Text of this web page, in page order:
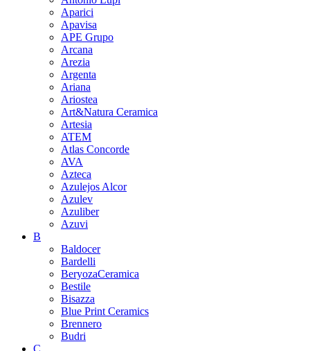
Aparici
Apavisa
APE Grupo
Arcana
Arezia
Argenta
Ariana
Ariostea
Art&Natura Ceramica
Artesia
ATEM
Atlas Concorde
AVA
Azteca
Azulejos Alcor
Azulev
Azuliber
Azuvi
B
Baldocer
Bardelli
BeryozaCeramica
Bestile
Bisazza
Blue Print Ceramics
Brennero
Budri
C